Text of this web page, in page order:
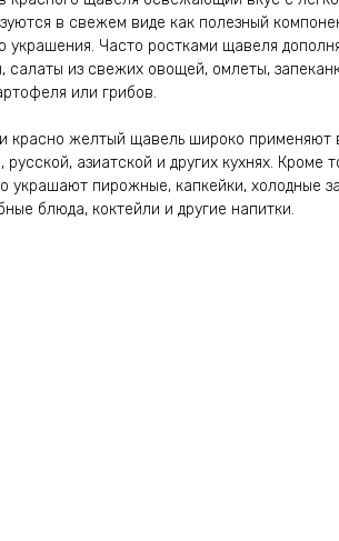
в свежем виде как полезный
украшения. Часто ростками щавеля
салаты из свежих овощей, омлеты,
или грибов.
красно желтый щавель широко применяют
русской, азиатской и других кухнях. Кроме
украшают пирожные, капкейки, холодные
блюда, коктейли и другие напитки.